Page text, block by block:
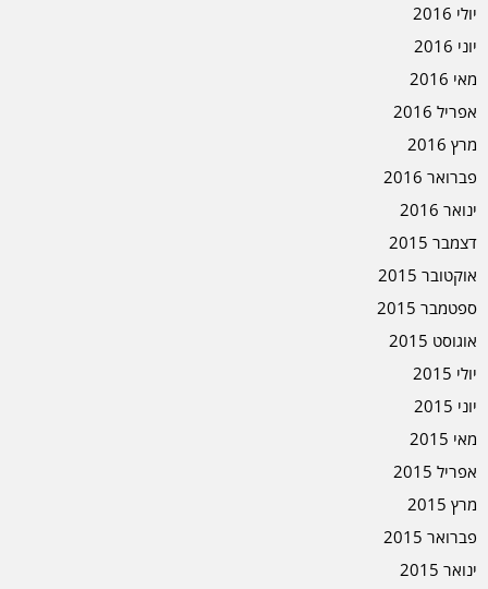
יולי 2016
יוני 2016
מאי 2016
אפריל 2016
מרץ 2016
פברואר 2016
ינואר 2016
דצמבר 2015
אוקטובר 2015
ספטמבר 2015
אוגוסט 2015
יולי 2015
יוני 2015
מאי 2015
אפריל 2015
מרץ 2015
פברואר 2015
ינואר 2015